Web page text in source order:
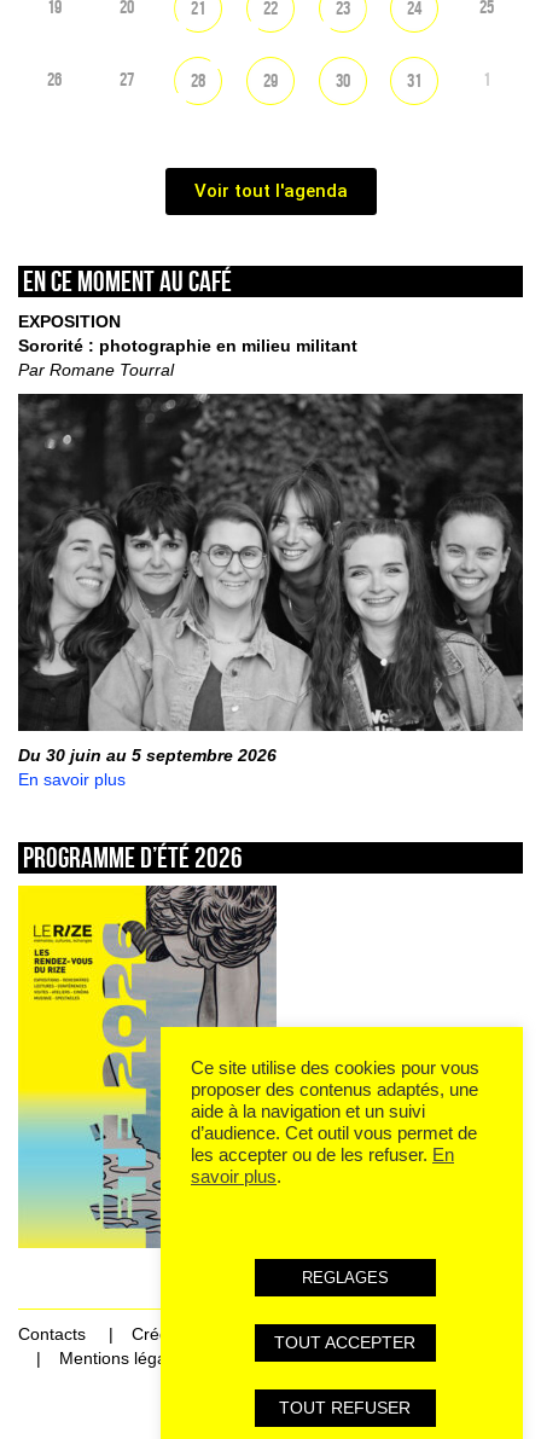
19 20 21 22 23 24 25
26 27 28 29 30 31 1
Voir tout l'agenda
En ce moment au café
EXPOSITION
Sororité : photographie en milieu militant
Par Romane Tourral
Du 30 juin au 5 septembre 2026
En savoir plus
Programme d’été 2026
Contacts
Crédits
Mentions légales et données personnelles
Ce site utilise des cookies pour vous
proposer des contenus adaptés, une
aide à la navigation et un suivi
d’audience. Cet outil vous permet de
les accepter ou de les refuser. En
savoir plus.
REGLAGES
TOUT ACCEPTER
TOUT REFUSER